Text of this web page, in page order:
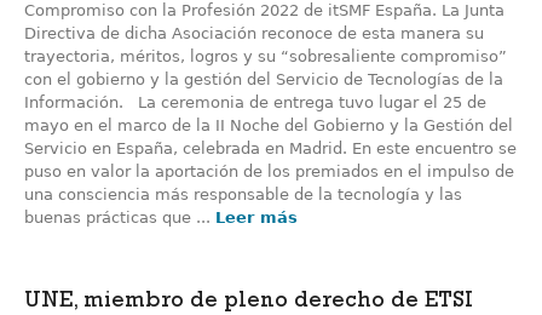
Compromiso con la Profesión 2022 de itSMF España. La Junta
Directiva de dicha Asociación reconoce de esta manera su
trayectoria, méritos, logros y su “sobresaliente compromiso”
con el gobierno y la gestión del Servicio de Tecnologías de la
Información. La ceremonia de entrega tuvo lugar el 25 de
mayo en el marco de la II Noche del Gobierno y la Gestión del
Servicio en España, celebrada en Madrid. En este encuentro se
puso en valor la aportación de los premiados en el impulso de
una consciencia más responsable de la tecnología y las
buenas prácticas que ... Leer más
UNE, miembro de pleno derecho de ETSI